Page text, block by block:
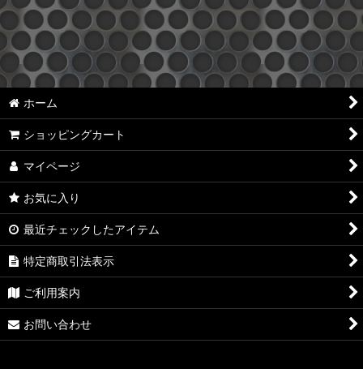
絞り込む
ホーム
ショッピングカート
マイページ
お気に入り
最近チェックしたアイテム
特定商取引法表示
ご利用案内
お問い合わせ